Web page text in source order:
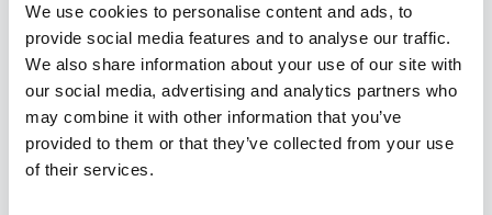
We use cookies to personalise content and ads, to
provide social media features and to analyse our traffic.
We also share information about your use of our site with
our social media, advertising and analytics partners who
may combine it with other information that you’ve
provided to them or that they’ve collected from your use
of their services.
De voordelen van een zonnescherm in s
Herenelderen